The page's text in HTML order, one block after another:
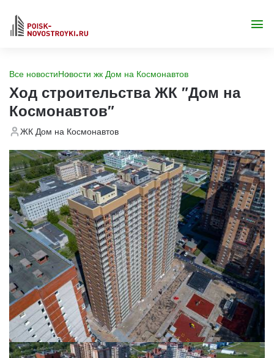
Все новостиНовости жк Дом на Космонавтов
Ход строительства ЖК "Дом на
Космонавтов"
ЖК Дом на Космонавтов